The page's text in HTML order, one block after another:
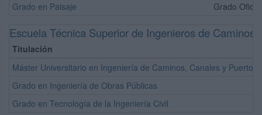
Grado en Paisaje
Grado Oficial
Escuela Técnica Superior de Ingenieros de
Titulación
Máster Universitario en Ingeniería de Caminos, Canales y Puertos
Grado en Ingeniería de Obras Públicas
Grado en Tecnología de la Ingeniería Civil